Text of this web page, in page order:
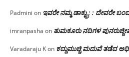
Padmini on ಇವರೇ ನಮ್ಮ ಡಾಕ್ಟ್ರು; : ದೇವರೇ
imranpasha on ತುಮಕೂರು ನದಿಗಳ
Varadaraju Kon ಕದ್ದುಮುಚ್ಚಿ ಮದುವೆ ತಡೆದ